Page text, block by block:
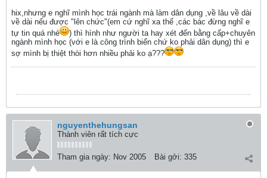
hix,nhưng e nghĩ mình học trái ngành mà làm dân dụng ,về lâu về dài
về dài nếu được "lên chức"(em cứ nghĩ xa thế ,các bác đừng nghĩ e
tự tin quá nhé
) thì hình như người ta hay xét đến bằng cấp+chuyên
ngành mình học (với e là công trình biển chứ ko phải dân dụng) thì e
sợ mình bị thiệt thòi hơn nhiều phải ko ạ???
nguyenthehungsan
Thành viên rất tích cực
Tham gia ngày: Nov 2005 Bài gởi: 335